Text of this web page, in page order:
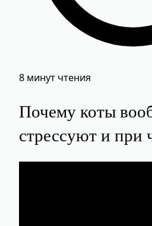
8 минут чтения
Почему коты
стрессуют и при